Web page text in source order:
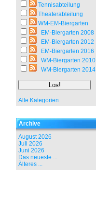
Tennisabteilung
Theaterabteilung
WM-EM-Biergarten
EM-Biergarten 2008
EM-Biergarten 2012
EM-Biergarten 2016
WM-Biergarten 2010
WM-Biergarten 2014
Alle Kategorien
Archive
August 2026
Juli 2026
Juni 2026
Das neueste ...
Älteres ...